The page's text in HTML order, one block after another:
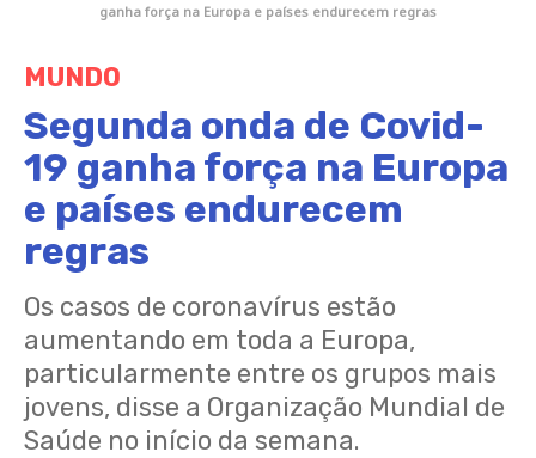
ganha força na Europa e países endurecem regras
MUNDO
Segunda onda de Covid-
19 ganha força na Europa
e países endurecem
regras
Os casos de coronavírus estão
aumentando em toda a Europa,
particularmente entre os grupos mais
jovens, disse a Organização Mundial de
Saúde no início da semana.